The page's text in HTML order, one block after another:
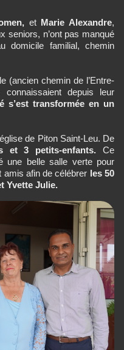
et Marie Alexandre,
seniors, n’ont pas manqué
domicile familial, chemin
(ancien chemin de l’Entre-
depuis leur
s’est transformée en un
de Piton Saint-Leu. De
et 3 petits-enfants. Ce
une belle salle verte pour
amis afin de célébrer les 50
Yvette Julie.